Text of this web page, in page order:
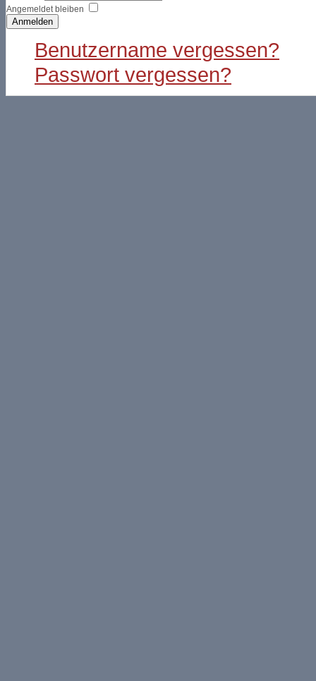
Angemeldet bleiben
Anmelden
Benutzername vergessen?
Passwort vergessen?